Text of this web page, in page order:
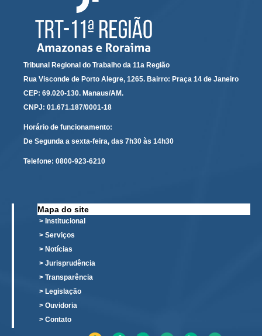
Comitê de Equidade de Raça, Gênero e Diversidade
Comitê PopRuaJud
Comissão de Justiça Itinerante
Comissão Permanente de Avaliação Documental
Automação e IA
Governança
Governança de TI
Gestão de Riscos
Laboratório de Inovação
Assessoria de Governança de Gestão de Pessoas
Sites Institucionais
Biblioteca
Centro de Memória
Tribunal Regional do Trabalho da 11a Região
Rua Visconde de Porto Alegre, 1265. Bairro: Praça 14 de Janeiro
CEP: 69.020-130. Manaus/AM.
CNPJ: 01.671.187/0001-18
Horário de funcionamento:
De Segunda a sexta-feira, das 7h30 às 14h30
Telefone: 0800-923-6210
Mapa do site
> Institucional
> Serviços
> Notícias
> Jurisprudência
> Transparência
> Legislação
> Ouvidoria
> Contato